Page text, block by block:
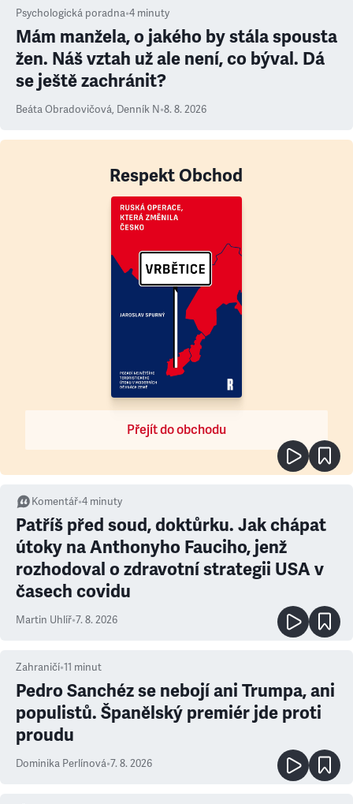
Psychologická poradna•4 minuty
Mám manžela, o jakého by stála spousta
žen. Náš vztah už ale není, co býval. Dá
se ještě zachránit?
Beáta Obradovičová, Denník N•8. 8. 2026
Respekt Obchod
Přejít do obchodu
Komentář•4 minuty
Patříš před soud, doktůrku. Jak chápat
útoky na Anthonyho Fauciho, jenž
rozhodoval o zdravotní strategii USA v
časech covidu
Martin Uhlíř•7. 8. 2026
Zahraničí•11 minut
Pedro Sanchéz se nebojí ani Trumpa, ani
populistů. Španělský premiér jde proti
proudu
Dominika Perlínová•7. 8. 2026